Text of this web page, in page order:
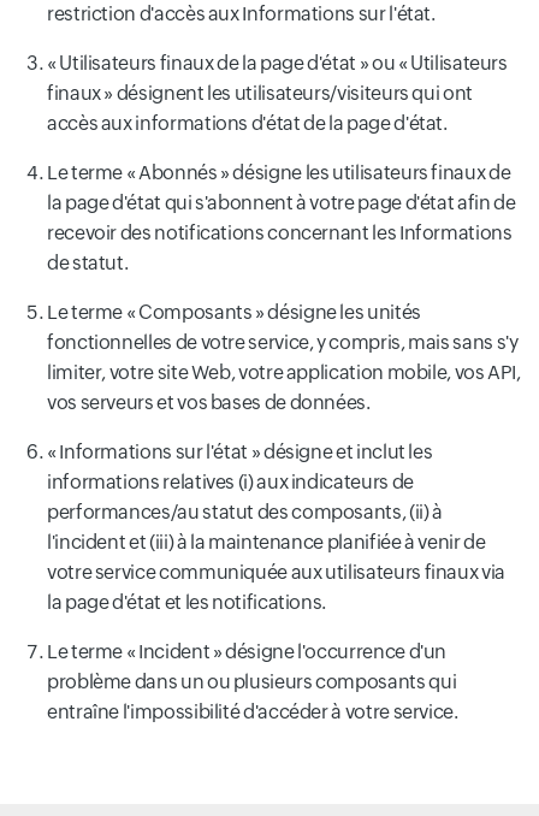
restriction d'accès aux Informations sur l'état.
« Utilisateurs finaux de la page d'état » ou « Utilisateurs
finaux » désignent les utilisateurs/visiteurs qui ont
accès aux informations d'état de la page d'état.
Le terme « Abonnés » désigne les utilisateurs finaux de
la page d'état qui s'abonnent à votre page d'état afin de
recevoir des notifications concernant les Informations
de statut.
Le terme « Composants » désigne les unités
fonctionnelles de votre service, y compris, mais sans s'y
limiter, votre site Web, votre application mobile, vos API,
vos serveurs et vos bases de données.
« Informations sur l'état » désigne et inclut les
informations relatives (i) aux indicateurs de
performances/au statut des composants, (ii) à
l'incident et (iii) à la maintenance planifiée à venir de
votre service communiquée aux utilisateurs finaux via
la page d'état et les notifications.
Le terme « Incident » désigne l'occurrence d'un
problème dans un ou plusieurs composants qui
entraîne l'impossibilité d'accéder à votre service.